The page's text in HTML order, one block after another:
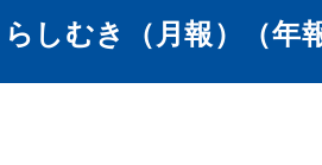
しむき（月報）（年報